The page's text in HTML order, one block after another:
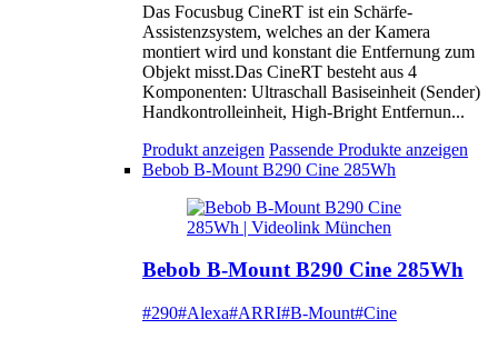
Das Focusbug CineRT ist ein Schärfe-
Assistenzsystem, welches an der Kamera
montiert wird und konstant die Entfernung zum
Objekt misst.Das CineRT besteht aus 4
Komponenten: Ultraschall Basiseinheit (Sender)
Handkontrolleinheit, High-Bright Entfernun...
Produkt anzeigen Passende Produkte anzeigen
Bebob B-Mount B290 Cine 285Wh
Bebob B-Mount B290 Cine 285Wh
#290#Alexa#ARRI#B-Mount#Cine